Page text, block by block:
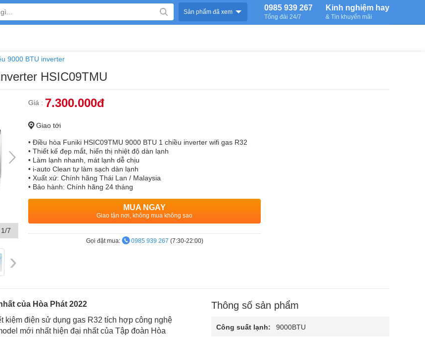
Sản phẩm đã xem Kinh nghiệm hay
& Tin khuyến mãi
0985 939 267
Tổng đài 24/7
9000 BTU inverter
HSIC09TMU
1/7
Xem thông
›
Giá : 7.300.000đ
Giao tới
• Điều hòa Funiki HSIC09TMU 9000 BTU 1 chiều inverter wifi gas R32
• Thiết kế đẹp mắt, hiển thị nhiệt độ dàn lạnh
• Làm lạnh nhanh, mát lạnh dễ chịu
• i-auto Clean tự làm sạch dàn lạnh
• Xuất xứ: Chính hãng Thái Lan / Malaysia
• Bảo hành: Chính hãng 24 tháng
MUA NGAY
Giao tận nơi, không mua không sao
Gọi đặt mua: 0985 939 267 (7:30-22:00)
của Hòa Phát 2022
kiệm điện sử dụng gas R32 tích hợp công nghệ
mới nhất hiện đại nhất của Tập đoàn Hòa
Thông số sản phẩm
Công suất lạnh: 9000BTU